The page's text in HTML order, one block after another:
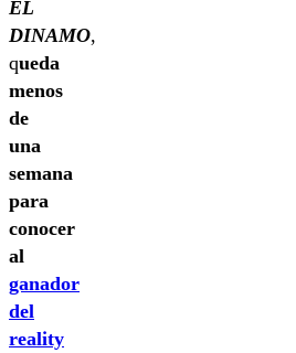
EL
DINAMO,
queda
menos
de
una
semana
para
conocer
al
ganador
del
reality